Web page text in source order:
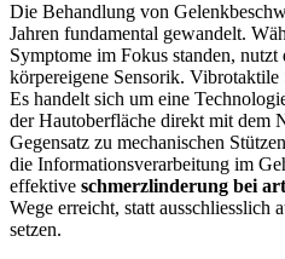
Die Behandlung von
Jahren fundamental gewandelt.
Symptome im Fokus standen,
körpereigene Sensorik. Vibrotaktile
Es handelt sich um eine
der Hautoberfläche direkt mit dem
Gegensatz zu mechanischen
die Informationsverarbeitung im
effektive schmerzlinderung bei
Wege erreicht, statt ausschliesslich
setzen.